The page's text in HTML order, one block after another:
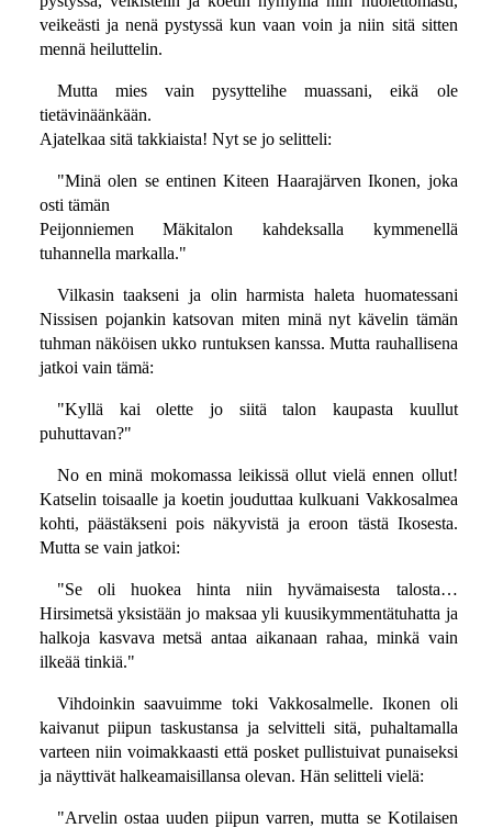
veikeästi ja nenä pystyssä kun vaan voin ja niin sitä sitten
mennä heiluttelin.
Mutta mies vain pysyttelihe muassani, eikä ole
tietävinäänkään.
Ajatelkaa sitä takkiaista! Nyt se jo selitteli:
"Minä olen se entinen Kiteen Haarajärven Ikonen, joka
osti tämän
Peijonniemen Mäkitalon kahdeksalla kymmenellä
tuhannella markalla."
Vilkasin taakseni ja olin harmista haleta huomatessani
Nissisen pojankin katsovan miten minä nyt kävelin tämän
tuhman näköisen ukko runtuksen kanssa. Mutta rauhallisena
jatkoi vain tämä:
"Kyllä kai olette jo siitä talon kaupasta kuullut
puhuttavan?"
No en minä mokomassa leikissä ollut vielä ennen ollut!
Katselin toisaalle ja koetin jouduttaa kulkuani Vakkosalmea
kohti, päästäkseni pois näkyvistä ja eroon tästä Ikosesta.
Mutta se vain jatkoi:
"Se oli huokea hinta niin hyvämaisesta talosta…
Hirsimetsä yksistään jo maksaa yli kuusikymmentätuhatta ja
halkoja kasvava metsä antaa aikanaan rahaa, minkä vain
ilkeää tinkiä."
Vihdoinkin saavuimme toki Vakkosalmelle. Ikonen oli
kaivanut piipun taskustansa ja selvitteli sitä, puhaltamalla
varteen niin voimakkaasti että posket pullistuivat punaiseksi
ja näyttivät halkeamaisillansa olevan. Hän selitteli vielä:
"Arvelin ostaa uuden piipun varren, mutta se Kotilaisen